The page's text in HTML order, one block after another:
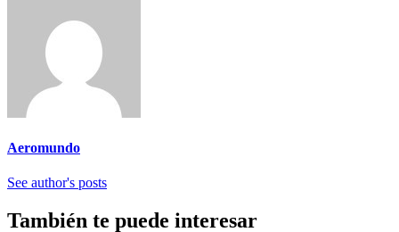
Aeromundo
See author's posts
También te puede interesar